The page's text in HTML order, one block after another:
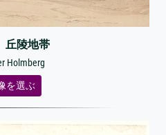
丘陵地帯
Holmberg
を選ぶ